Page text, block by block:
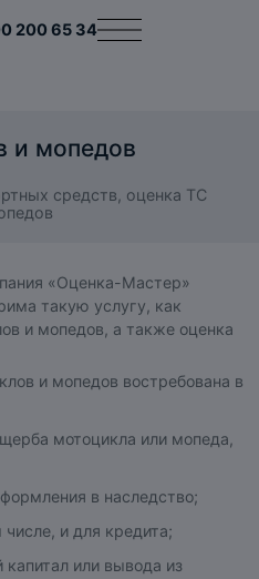
200 65 34
и мопедов
средств, оценка ТС
«Оценка-Мастер»
такую услугу, как
и мопедов, а также оценка
и мопедов востребована в
мотоцикла или мопеда,
в наследство;
и для кредита;
капитал или вывода из